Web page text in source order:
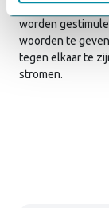
behoeften en
worden
woorden te
tegen elkaar te
stromen.